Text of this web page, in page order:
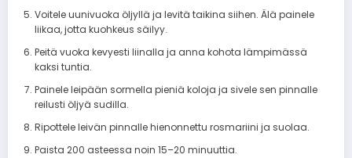
Voitele uunivuoka öljyllä ja levitä taikina siihen. Älä painele
liikaa, jotta kuohkeus säilyy.
Peitä vuoka kevyesti liinalla ja anna kohota lämpimässä
kaksi tuntia.
Painele leipään sormella pieniä koloja ja sivele sen pinnalle
reilusti öljyä sudilla.
Ripottele leivän pinnalle hienonnettu rosmariini ja suolaa.
Paista 200 asteessa noin 15–20 minuuttia.